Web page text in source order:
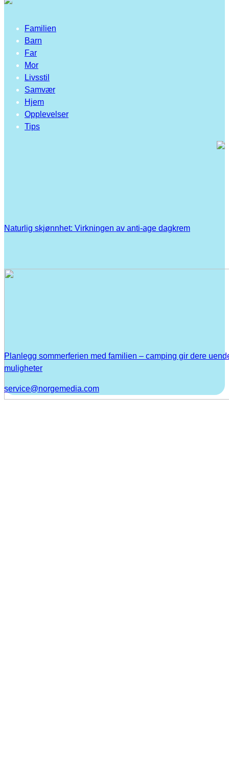
Familien
Barn
Far
Mor
Livsstil
Samvær
Hjem
Opplevelser
Tips
Naturlig skjønnhet: Virkningen av anti-age dagkrem
Planlegg sommerferien med familien – camping gir dere
muligheter
service@norgemedia.com